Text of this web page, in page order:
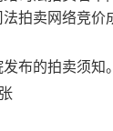
拍卖网络竞
布的拍卖须知